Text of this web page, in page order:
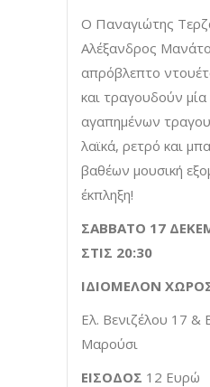
Ο Παναγιώτης
Αλέξανδρος
απρόβλεπτο
και τραγουδούν
αγαπημένων
λαϊκά, ρετρό και
βαθέων μουσική
έκπληξη!
ΣΑΒΒΑΤΟ 17
ΣΤΙΣ 20:30
ΙΔΙΟΜΕΛΟΝ
Ελ. Βενιζέλου 17
Μαρούσι
ΕΙΣΟΔΟΣ 12 Ευρώ